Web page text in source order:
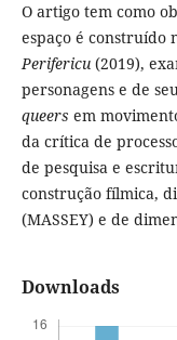
O artigo tem como
espaço é
Perifericu(2019),
personagens e de
queers em
da crítica de
de pesquisa e
construção fílmica,
(MASSEY) e de
Downloads